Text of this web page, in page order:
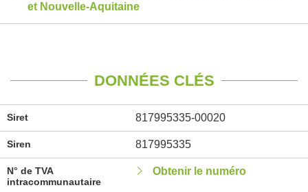
et Nouvelle-Aquitaine
DONNÉES CLÉS
Siret 817995335-00020
Siren 817995335
N° de TVA
intracommunautaire
Obtenir le numéro